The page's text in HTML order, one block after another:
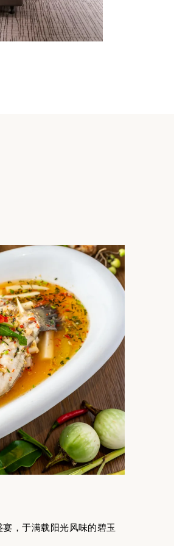
，于满载阳光风味的碧玉